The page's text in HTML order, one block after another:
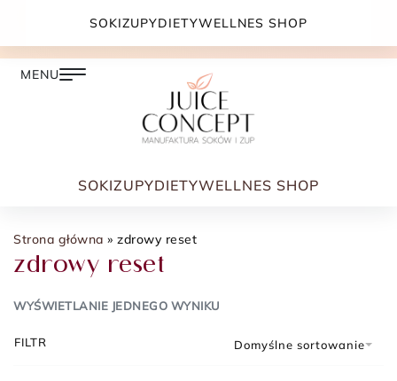
DARMOWA DOSTAWA PRZY ZAMÓWIENIU JUŻ OD
SOKIZUPYDIETYWELLNES SHOP
Strona główna » zdrowy reset
zdrowy reset
WYŚWIETLANIE JEDNEGO WYNIKU
Domyślne sortowanie
FILTR
SOKIZUPYDIETYWELLNES SHOP